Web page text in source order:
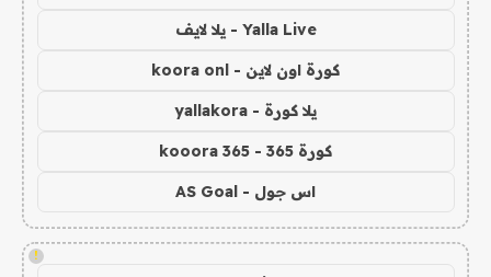
Yalla Live - يلا لايف
كورة اون لاين - koora onl
يلا كورة - yallakora
كورة 365 - kooora 365
اس جول - AS Goal
!